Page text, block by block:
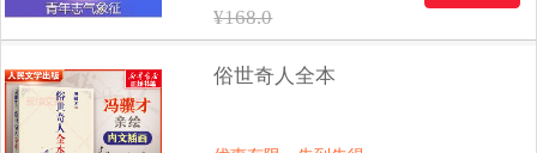
¥168.0
俗世奇人全本